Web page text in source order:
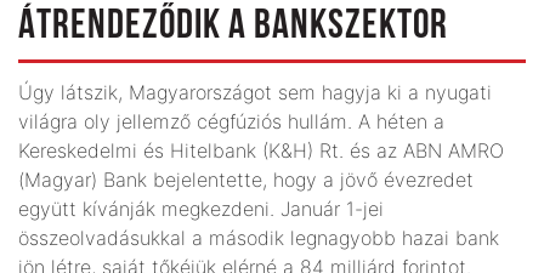
ÁTRENDEZŐDIK A BANKSZEKTOR
Úgy látszik, Magyarországot sem hagyja ki a nyugati
világra oly jellemző cégfúziós hullám. A héten a
Kereskedelmi és Hitelbank (K&H) Rt. és az ABN AMRO
(Magyar) Bank bejelentette, hogy a jövő évezredet
együtt kívánják megkezdeni. Január 1-jei
összeolvadásukkal a második legnagyobb hazai bank
jön létre, saját tőkéjük elérné a 84 milliárd forintot.